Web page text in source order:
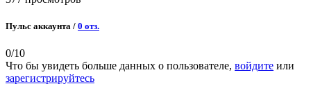
Пульс аккаунта / 0 отз.
0/10
Что бы увидеть больше данных о пользователе, войдите или
зарегистрируйтесь